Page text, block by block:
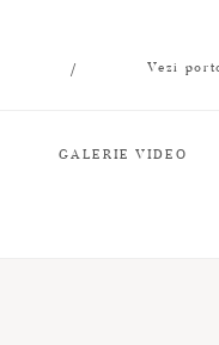
/ Vezi
GALERIE VIDEO